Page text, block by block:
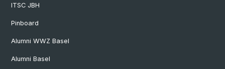
ITSC JBH
Pinboard
Alumni WWZ Basel
Alumni Basel